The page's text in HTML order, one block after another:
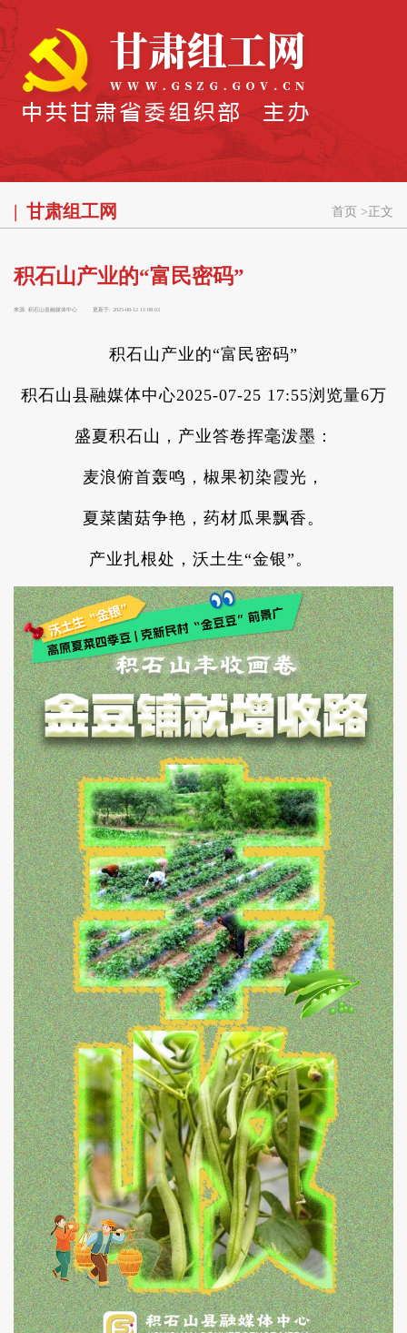
甘肃组工网 首页 > 正文
积石山产业的“富民密码”
来源: 积石山县融媒体中心 更新于: 2025-08-12 11:08:03
积石山产业的“富民密码”
积石山县融媒体中心2025-07-25 17:55浏览量6万
盛夏积石山，产业答卷挥毫泼墨：
麦浪俯首轰鸣，椒果初染霞光，
夏菜菌菇争艳，药材瓜果飘香。
产业扎根处，沃土生“金银”。